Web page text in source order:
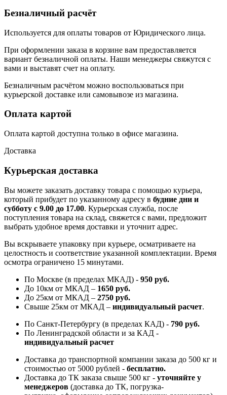
Безналичный расчёт
Используется для оплаты товаров от Юридического лица.
При оформлении заказа в корзине вам предоставляется
вариант безналичной оплаты. Наши менеджеры свяжутся с
вами и выставят счет на оплату.
Безналичным расчётом можно воспользоваться при
курьерской доставке или самовывозе из магазина.
Оплата картой
Оплата картой доступна только в офисе магазина.
Доставка
Курьерская доставка
Вы можете заказать доставку товара с помощью курьера,
который прибудет по указанному адресу в будние дни и
субботу с 9.00 до 17.00. Курьерская служба, после
поступления товара на склад, свяжется с вами, предложит
выбрать удобное время доставки и уточнит адрес.
Вы вскрываете упаковку при курьере, осматриваете на
целостность и соответствие указанной комплектации. Время
осмотра ограничено 15 минутами.
По Москве (в пределах МКАД) - 950 руб.
До 10км от МКАД – 1650 руб.
До 25км от МКАД – 2750 руб.
Свыше 25км от МКАД – индивидуальный расчет.
По Санкт-Петербургу (в пределах КАД) - 790 руб.
По Ленинградской области и за КАД -
индивидуальный расчет
Доставка до транспортной компании заказа до 500 кг и
стоимостью от 5000 рублей - бесплатно.
Доставка до ТК заказа свыше 500 кг - уточняйте у
менеджеров (доставка до ТК, погрузка-